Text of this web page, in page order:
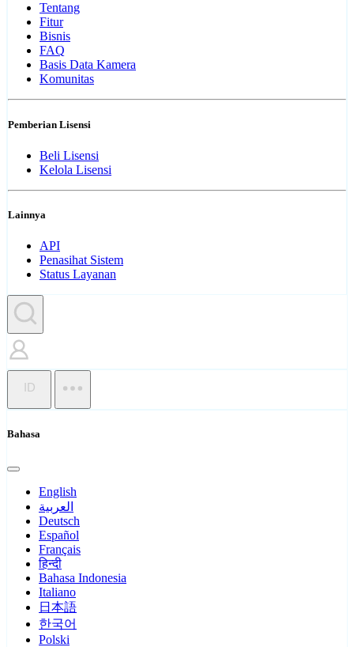
Tentang
Fitur
Bisnis
FAQ
Basis Data Kamera
Komunitas
Pemberian Lisensi
Beli Lisensi
Kelola Lisensi
Lainnya
API
Penasihat Sistem
Status Layanan
ID
Bahasa
English
العربية
Deutsch
Español
Français
हिन्दी
Bahasa Indonesia
Italiano
日本語
한국어
Polski